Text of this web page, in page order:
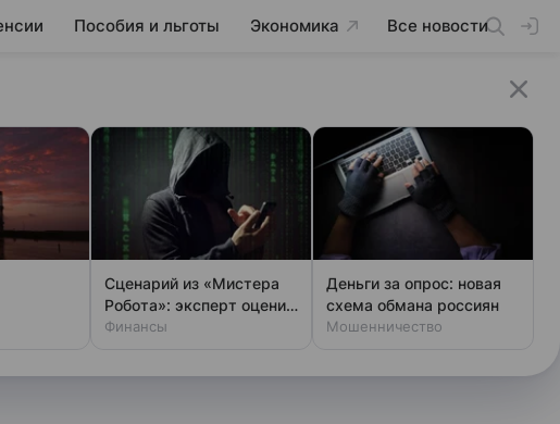
Пособия и льготы Экономика Все новости
Сценарий из «Мистера
Робота»: эксперт оценил
шансы хакеров
Финансы
Деньги за опрос: новая
схема обмана россиян
Мошенничество